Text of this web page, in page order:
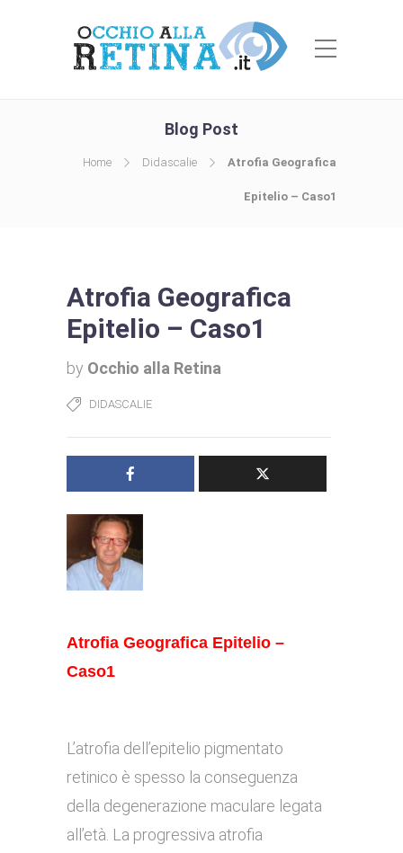
Blog Post
Home Didascalie Atrofia Geografica
Epitelio – Caso1
Atrofia Geografica
Epitelio – Caso1
by Occhio alla Retina
DIDASCALIE
Atrofia Geografica Epitelio –
Caso1
L’atrofia dell’epitelio pigmentato
retinico è spesso la conseguenza
della degenerazione maculare legata
all’età. La progressiva atrofia